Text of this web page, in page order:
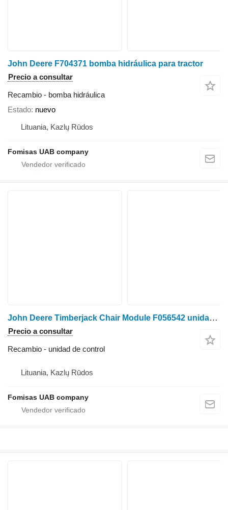
John Deere F704371 bomba hidráulica para tractor
Precio a consultar
Recambio - bomba hidráulica
Estado nuevo
Lituania, Kazlų Rūdos
Fomisas UAB company
John Deere Timberjack Chair Module F056542 unidad de control para tractor
Precio a consultar
Recambio - unidad de control
Lituania, Kazlų Rūdos
Fomisas UAB company